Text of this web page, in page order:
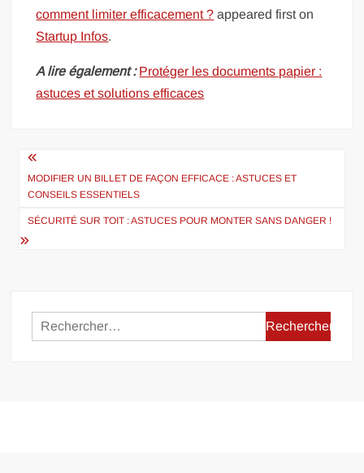
comment limiter efficacement ? appeared first on
Startup Infos.
A lire également : Protéger les documents papier :
astuces et solutions efficaces
Navigation
de
l’article
MODIFIER UN BILLET DE FAÇON EFFICACE : ASTUCES ET
CONSEILS ESSENTIELS
SÉCURITÉ SUR TOIT : ASTUCES POUR MONTER SANS DANGER !
Rechercher :